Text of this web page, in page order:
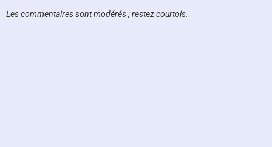
Les commentaires sont modérés ; restez courtois.